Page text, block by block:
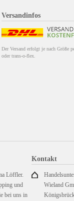
Versandinfos
Der Versand erfolgt je nach Größe
oder trans-o-flex.
Löffler.
und
bei uns in
Kontakt
Wieland